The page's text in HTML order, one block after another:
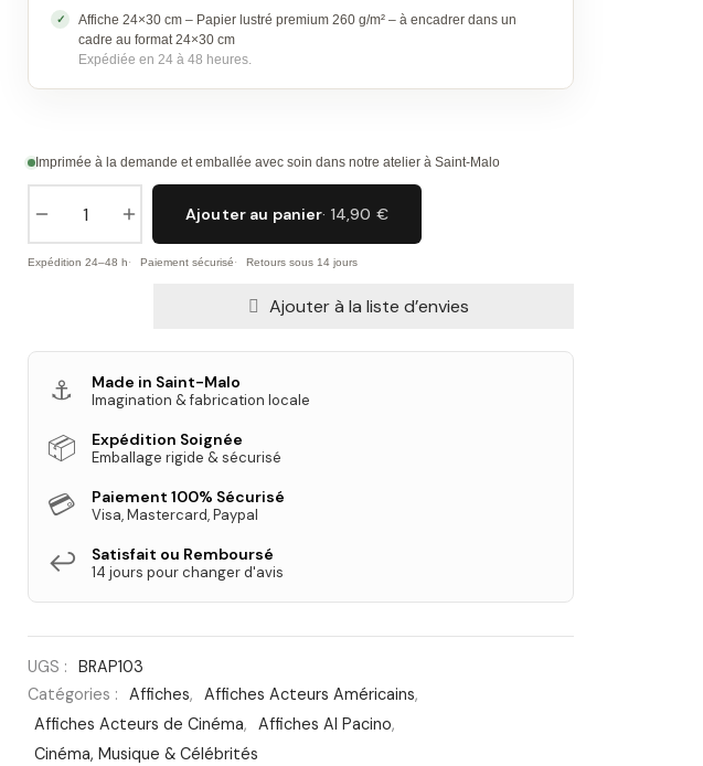
Affiche 24×30 cm – Papier lustré premium 260 g/m² – à encadrer dans un
cadre au format 24×30 cm
Expédiée en 24 à 48 heures.
Imprimée à la demande et emballée avec soin dans notre atelier à Saint-Malo
Ajouter au panier· 14,90 €
Expédition 24–48 h Paiement sécurisé Retours sous 14 jours
Ajouter à la liste d’envies
⚓ Made in Saint-Malo
Imagination & fabrication locale
📦 Expédition Soignée
Emballage rigide & sécurisé
💳 Paiement 100% Sécurisé
Visa, Mastercard, Paypal
↩️ Satisfait ou Remboursé
14 jours pour changer d'avis
UGS :
BRAP103
Catégories :
Affiches, Affiches Acteurs Américains,
Affiches Acteurs de Cinéma, Affiches Al Pacino,
Cinéma, Musique & Célébrités